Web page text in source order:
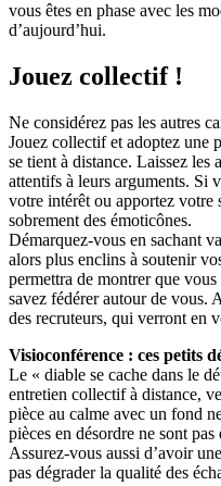
vous êtes en phase avec les
d’aujourd’hui.
Jouez collectif !
Ne considérez pas les autres
Jouez collectif et adoptez une
se tient à distance. Laissez les
attentifs à leurs arguments. Si
votre intérêt ou apportez
sobrement des émoticônes.
Démarquez-vous en sachant
alors plus enclins à soutenir
permettra de montrer que
savez fédérer autour de vous.
des recruteurs, qui verront en
Visioconférence : ces petits
Le « diable se cache dans le
entretien collectif à distance,
pièce au calme avec un fond
pièces en désordre ne sont
Assurez-vous aussi d’avoir
pas dégrader la qualité des